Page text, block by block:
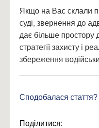
Якщо на Вас склали
суді, звернення до
дає більше простору
стратегії захисту і
збереження
Сподобалася стаття?
Поділитися: